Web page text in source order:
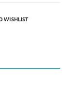
WISHLIST